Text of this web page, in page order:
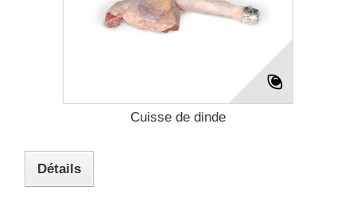
Cuisse de dinde
Détails